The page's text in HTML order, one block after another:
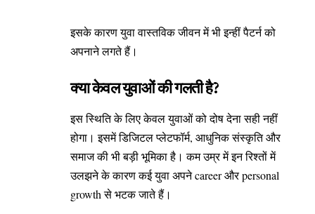
इसके कारण युवा वास्तविक जीवन में भी इन्हीं पैटर्न को
अपनाने लगते हैं।
क्या केवल युवाओं की गलती है?
इस स्थिति के लिए केवल युवाओं को दोष देना सही नहीं
होगा। इसमें डिजिटल प्लेटफॉर्म, आधुनिक संस्कृति और
समाज की भी बड़ी भूमिका है। कम उम्र में इन रिश्तों में
उलझने के कारण कई युवा अपने career और personal
growth से भटक जाते हैं।